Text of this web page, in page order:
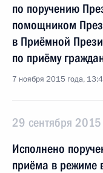
по поручению
помощником
в Приёмной
по приёму
7 ноября 2015 года,
29 сентября
Исполнено
приёма в режиме